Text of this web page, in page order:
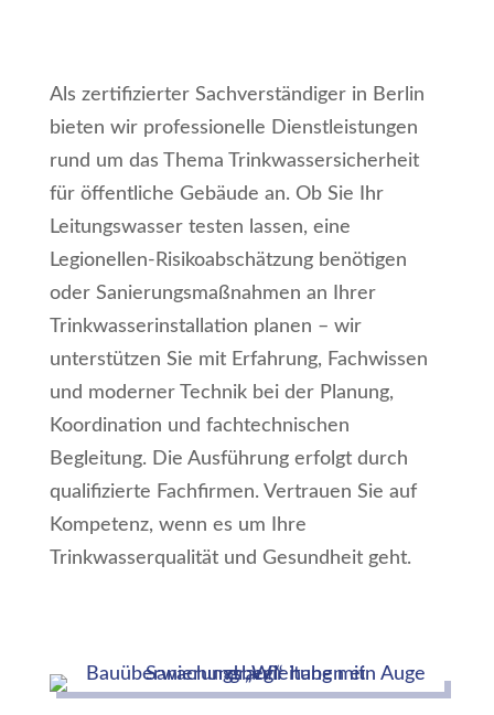
Als zertifizierter Sachverständiger in Berlin
bieten wir professionelle Dienstleistungen
rund um das Thema Trinkwassersicherheit
für öffentliche Gebäude an. Ob Sie Ihr
Leitungswasser testen lassen, eine
Legionellen-Risikoabschätzung benötigen
oder Sanierungsmaßnahmen an Ihrer
Trinkwasserinstallation planen – wir
unterstützen Sie mit Erfahrung, Fachwissen
und moderner Technik bei der Planung,
Koordination und fachtechnischen
Begleitung. Die Ausführung erfolgt durch
qualifizierte Fachfirmen. Vertrauen Sie auf
Kompetenz, wenn es um Ihre
Trinkwasserqualität und Gesundheit geht.